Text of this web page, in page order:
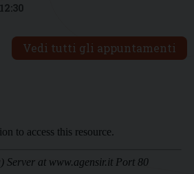
12:30
Vedi tutti gli appuntamenti